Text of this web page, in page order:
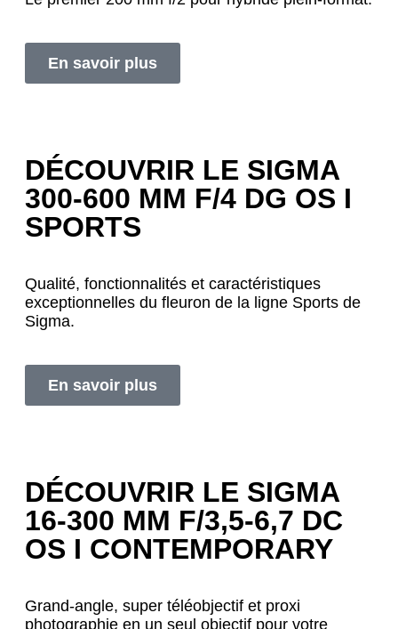
En savoir plus
DÉCOUVRIR LE SIGMA
300-600 MM F/4 DG OS I
SPORTS
Qualité, fonctionnalités et caractéristiques
exceptionnelles du fleuron de la ligne Sports de
Sigma.
En savoir plus
DÉCOUVRIR LE SIGMA
16-300 MM F/3,5-6,7 DC
OS I CONTEMPORARY
Grand-angle, super téléobjectif et proxi
photographie en un seul objectif pour votre